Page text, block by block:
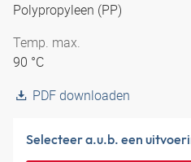
Polypropyleen (PP)
Temp. max.
90 °C
PDF downloaden
Selecteer a.u.b. een